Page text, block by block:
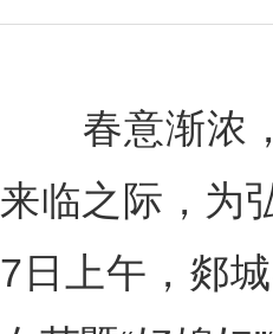
春意渐浓，
来临之际，为
7日上午，郯